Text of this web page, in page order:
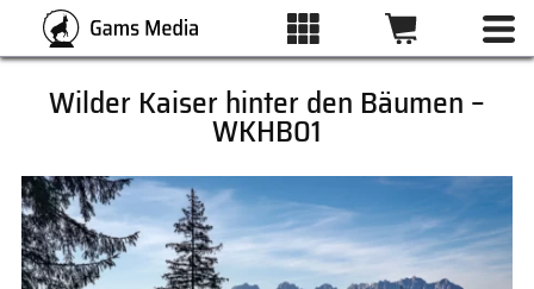
ALLE BILDER
KATEGORIEN
Wilder Kaiser hinter den Bäumen –
WKHB01